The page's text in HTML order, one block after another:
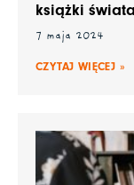
książki
7 maja 2024
CZYTAJ WIĘCEJ »